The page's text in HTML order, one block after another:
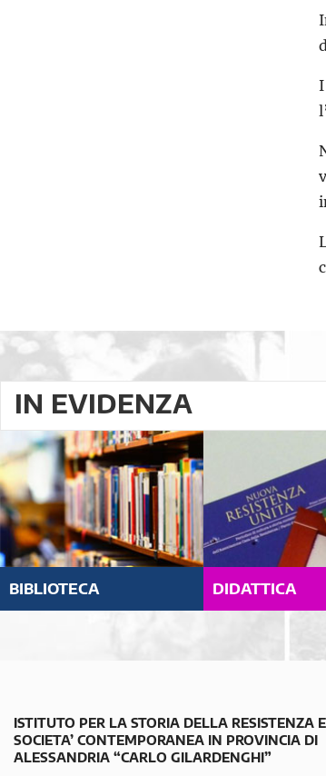
IN EVIDENZA
BIBLIOTECA DIDATTICA
ISTITUTO PER LA STORIA DELLA RESISTENZA
SOCIETA’ CONTEMPORANEA IN PROVINCIA DI
ALESSANDRIA “CARLO GILARDENGHI”